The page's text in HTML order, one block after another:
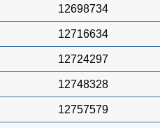
12698734
12716634
12724297
12748328
12757579